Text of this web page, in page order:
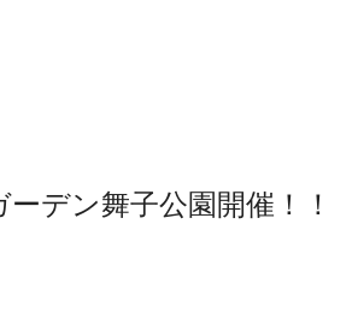
デン舞子公園開催！！